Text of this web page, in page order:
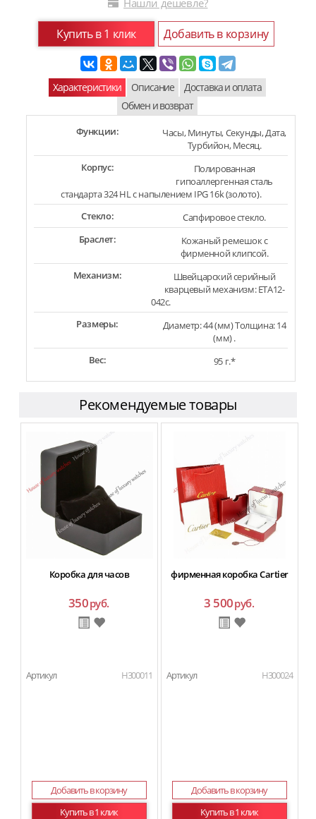
Нашли дешевле?
Купить в 1 клик Добавить в корзину
Характеристики Описание
Доставка и оплата
Обмен и возврат
Функции:
Часы, Минуты, Секунды, Дата,
Турбийон, Месяц.
Корпус:
Полированная
гипоаллергенная сталь
стандарта 324 HL с напылением IPG 16k (золото).
Стекло:
Сапфировое стекло.
Браслет:
Kожаный ремешок с
фирменной клипсой.
Механизм:
Швейцарский серийный
кварцевый механизм: ETA12-
042c.
Размеры:
Диаметр: 44 (мм) Толщина: 14
(мм) .
Вес:
95 г.*
Рекомендуемые товары
Коробка для часов
350руб.
Артикул H300011
Добавить в корзину
Купить в 1 клик
фирменная коробка Cartier
3 500руб.
Артикул H300024
Добавить в корзину
Купить в 1 клик